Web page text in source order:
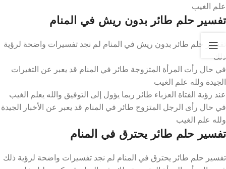
علم الغيب
تفسير حلم طائر بدون ريش في المنام
تفسير حلم طائر بدون ريش في المنام لم نجد تفسيرات واضحة لرؤية
ذلك
في حال رأت المرأة المتزوجة طائر في المنام قد يعبر عن التغيرات
الجيدة ولله علم الغيب
عند رؤية الفتاة العزباء طائر ربما يؤول إلى التوفيق والله يعلم الغيب
في حال رأى الرجل المتزوج طائر في المنام قد يعبر عن الأخبار الجيدة
ولله علم الغيب
تفسير حلم طائر يحترق في المنام
تفسير حلم طائر يحترق في المنام لم نجد تفسيرات واضحة لرؤية ذلك